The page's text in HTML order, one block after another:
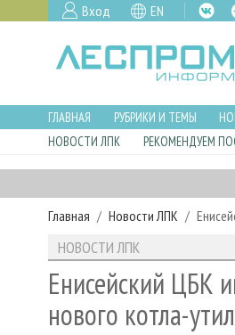
Вход EN
ГЛАВНАЯ РУБРИКИ И ТЕМЫ
НОВОСТИ ЛПК
РЕКОМЕНДУЕМ
Главная Новости ЛПК
НОВОСТИ ЛПК
Енисейский ЦБК
нового котла-